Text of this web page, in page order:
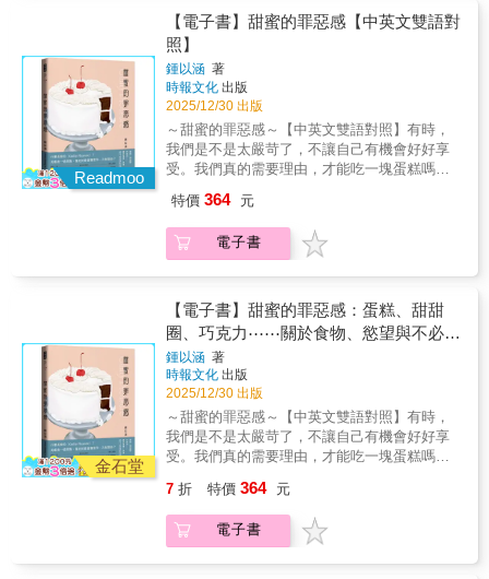
想提升自我、卻總是拖延的每個人🎯 遇到社交
障礙、職場困惑的人🎯 想用自律與行動打破迷
茫的人 這不是另一本「說你可以怎樣成功」的
書，而是一本教你「如何真正開始、持續成
長」的書。立即擁有這本突破迷茫、迎向自由
的人生指南。
斯．桑切斯所繪，提醒靜心抄寫本意。※採用
可完全攤平的裸背線裝，方便書寫。※內頁選
用日本云采嵩圖紙，用鉛筆、原子筆、鋼筆書
寫的手感流暢，還能體驗到紙與筆的摩擦感，
筆墨也不透背。※抄寫頁以方格為底，有助於
對齊文字，你還能依照自己的書寫習慣選擇直
式或橫式抄寫。※獨家設計「108之樹」，每完
成一則抄寫，即回到全書開頭為一片葉子塗
色，當你抄完108則金句後，這棵樹也長成了專
句版，再度讓比約恩的智慧與你相遇2022年1月
14日，一則訃聞震撼全瑞典──經濟學家比約
恩．納提科．林德布勞留下一句「我將無所遲
疑、也無所畏懼地離去」，向這個世界道別。
的導師，在2018年確診漸凍症後，他反倒更全
心在當下，用美善與愛度過每一天。他親身示
範了即使黑暗的念頭襲來，仍然可以讓內心安
住在片刻的平靜。從企業高階主管到泰國森林
僧人，再回到俗世，三十餘年汲取的經驗與體
悟，淬鍊成質樸卻深邃的人生智慧，《我可能
錯了》正是這份智慧的結晶。這本書在瑞典一
出版就登上暢銷榜首，至今售出33國版權，全
球銷量破百萬冊，更在台灣、英國、韓國蟬聯
綜合暢銷榜第一名。許多讀者閱讀原書後，深
受觸動，幾乎在每一頁畫重點、摺書角。現
在，為了讓眼睛讀過的話語，真正滲入日常，
成為人生的指南針，特別構想了這本以「抄寫
儀式感」來細細品味書中智慧的手抄書，讓比
本書，內心充滿了感動和感恩。」曾寶儀：
「這本書的領悟說到我的心坎，書角的摺頁多
到一本書變兩本厚。」《張修修的不正常人
生》：「雖然很薄，但是威力驚人。」周志建
心理師：「回味再三的旅行書。」‧全世界許多
讀者都被《我可能錯了》的人生智慧感動。在
每一頁畫重點、摺書角之外，現在你還可以用
「抄寫」來咀嚼書中的智慧。12個階段、108天
金句，讓比約恩．納提科．林德布勞的智慧，
陪伴你找到對人生的嶄新詮釋。▍裝幀設計‧手
玫瑰色晚霞中觀照他者》（Contemplar al Otro
en Tarde Rosa），由古巴重量級藝術家托馬
斯．桑切斯所繪，提醒靜心抄寫本意。※採用
用日本云采嵩圖紙，用鉛筆、原子筆、鋼筆書
寫的手感流暢，還能體驗到紙與筆的摩擦感，
筆墨也不透背。※抄寫頁以方格為底，有助於
對齊文字，你還能依照自己的書寫習慣選擇直
式或橫式抄寫。※獨家設計「108之樹」，每完
成一則抄寫，即回到全書開頭為一片葉子塗
色，當你抄完108則金句後，這棵樹也長成了專
屬於你、獨一無二的樣子。▍繁體中文手抄金
14日，一則訃聞震撼全瑞典──經濟學家比約
疑、也無所畏懼地離去」，向這個世界道別。
這位安撫過無數心靈、引領人們找到內心平靜
的導師，在2018年確診漸凍症後，他反倒更全
Readmoo
【電子書】甜蜜的罪惡感【中英文雙語對
照】
鍾以涵 著
時報文化 出版
2025/12/30 出版
～甜蜜的罪惡感～【中英文雙語對照】有時，
我們是不是太嚴苛了，不讓自己有機會好好享
受。我們真的需要理由，才能吃一塊蛋糕嗎？--
「Guilty Pleasure」？是飯後一道甜點、還是
把甜甜圈當作一天的開始？新生代圖文作家 鍾
以涵寫（畫）下女性「想吃又覺得不該吃」的
面對美食當前時的內心交戰。●◎ 關於飲食與
女性的外貌焦慮----這些發自內在真實的聲音來
自哪裡？嘿，女孩們，你一定也有這樣的經
驗：一邊對著眼前這塊草莓蛋糕垂涎不已，一
邊心裡想著「今天已經吃太多了??不該吃甜
點??」我們為什麼會對於吃東西感到內疚？幾
口巧克力、一杯紅酒、甚至是飯後的一塊小蛋
糕，真的有這麼「罪惡」嗎？那些能引起大腦
分泌「快樂荷爾蒙」的小東西--美食、消費為何
也總是讓我們感到「不該這麼做」的自責感？
台北，於美國求學與發展職涯，專業橫跨健康
科學、新聞與插畫藝術，其畫風既帶有美式時
尚的鮮明色彩，也充滿了日常生活的溫暖筆
特價 364 元
電子書
金石堂
【電子書】甜蜜的罪惡感：蛋糕、甜甜
圈、巧克力⋯⋯關於食物、慾望與不必完
美的我們
鍾以涵 著
時報文化 出版
2025/12/30 出版
～甜蜜的罪惡感～【中英文雙語對照】有時，
我們是不是太嚴苛了，不讓自己有機會好好享
受。我們真的需要理由，才能吃一塊蛋糕嗎？--
「Guilty Pleasure」？是飯後一道甜點、還是
把甜甜圈當作一天的開始？新生代圖文作家 鍾
以涵寫（畫）下女性「想吃又覺得不該吃」的
7 折 特價 364 元
電子書